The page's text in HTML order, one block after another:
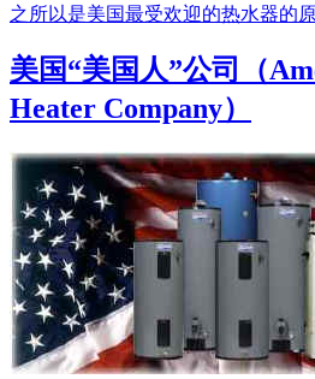
之所以是美国最受欢迎的热水器的
美国“美国人”公司（
Heater Company）